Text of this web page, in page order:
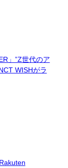
」”Z世代のア
WISHがラ